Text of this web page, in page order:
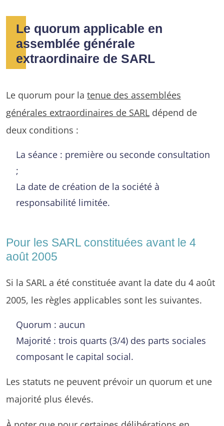
Le quorum applicable en
assemblée générale
extraordinaire de SARL
Le quorum pour la tenue des assemblées
générales extraordinaires de SARL dépend de
deux conditions :
La séance : première ou seconde consultation
;
La date de création de la société à
responsabilité limitée.
Pour les SARL constituées avant le 4
août 2005
Si la SARL a été constituée avant la date du 4 août
2005, les règles applicables sont les suivantes.
Quorum : aucun
Majorité : trois quarts (3/4) des parts sociales
composant le capital social.
Les statuts ne peuvent prévoir un quorum et une
majorité plus élevés.